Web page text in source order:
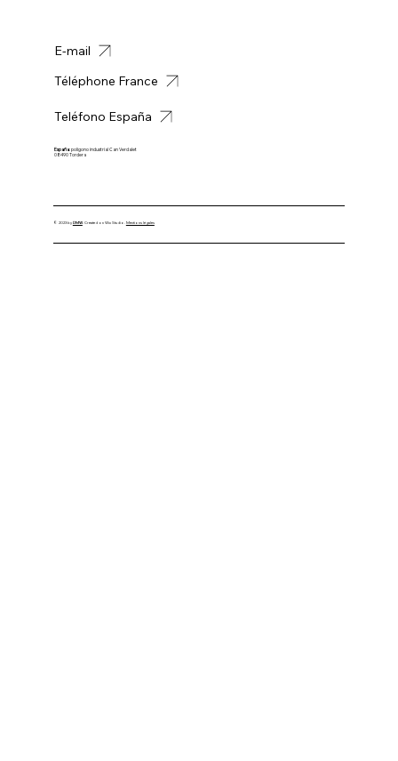
E-mail
Téléphone France
Teléfono España
España: poligono industrial Can Verdalet
08490 Tordera
© 2023 by DMW . Created on Wix Studio. Mentions légales